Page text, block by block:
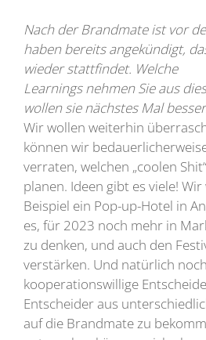
Nach der Brandmate ist vor
haben bereits angekündigt,
wieder stattfindet. Welche
Learnings nehmen Sie aus
wollen sie nächstes Mal
Wir wollen weiterhin
können wir
verraten, welchen „coolen
planen. Ideen gibt es viele!
Beispiel ein Pop-up-Hotel in
es, für 2023 noch mehr in
zu denken, und auch den
verstärken. Und natürlich
kooperationswillige
Entscheider aus
auf die Brandmate zu